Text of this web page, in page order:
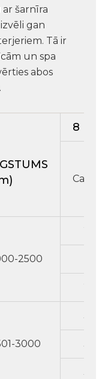
šarnīra
gan
Tā ir
un spa
abos
8
2500
3000